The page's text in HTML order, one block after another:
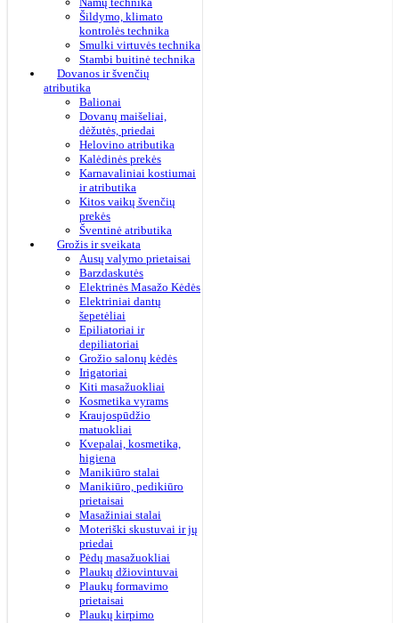
Šildymo, klimato
kontrolės technika
Smulki virtuvės technika
Stambi buitinė technika
Dovanos ir švenčių
atributika
Balionai
Dovanų maišeliai,
dėžutės, priedai
Helovino atributika
Kalėdinės prekės
Karnavaliniai kostiumai
ir atributika
Kitos vaikų švenčių
prekės
Šventinė atributika
Grožis ir sveikata
Ausų valymo prietaisai
Barzdaskutės
Elektrinės Masažo Kėdės
Elektriniai dantų
šepetėliai
Epiliatoriai ir
depiliatoriai
Grožio salonų kėdės
Irigatoriai
Kiti masažuokliai
Kosmetika vyrams
Kraujospūdžio
matuokliai
Kvepalai, kosmetika,
higiena
Manikiūro stalai
Manikiūro, pedikiūro
prietaisai
Masažiniai stalai
Moteriški skustuvai ir jų
priedai
Pėdų masažuokliai
Plaukų džiovintuvai
Plaukų formavimo
prietaisai
Plaukų kirpimo